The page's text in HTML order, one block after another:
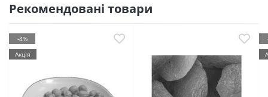
Рекомендовані товари
-4%
Акція